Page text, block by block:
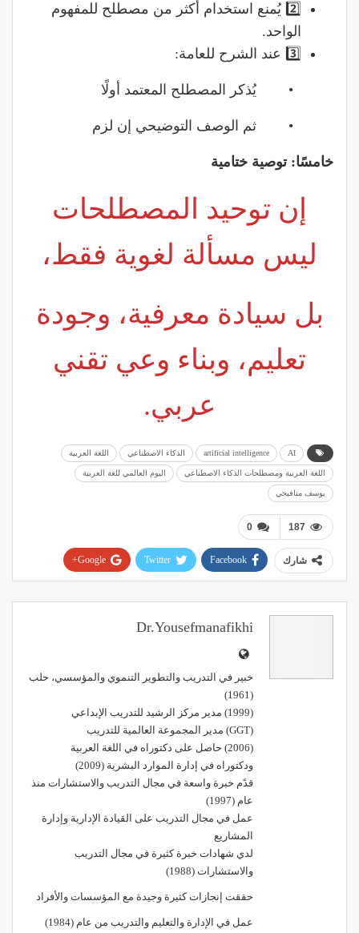
2️⃣ يُمنع استخدام أكثر من مصطلح للمفهوم
الواحد.
3️⃣ عند الشرح للعامة:
• يُذكر المصطلح المعتمد أولًا
• ثم الوصف التوضيحي إن لزم
خامسًا: توصية ختامية
إن توحيد المصطلحات
ليس مسألة لغوية فقط،
بل سيادة معرفية، وجودة
تعليم، وبناء وعي تقني
عربي.
AI
artificial intelligence الذكاء الاصطناعي اللغة العربية
اللغة العربية ومصطلحات الذكاء الاصطناعي ‏اليوم العالمي للغة العربية
يوسف منافيخي
0 187
شارك Facebook
Twitter
Google+
البريد الإلكتروني
Dr.yousefmanafikhi
خبير في التدريب والتطوير التنموي والمؤسسي، حلب
(1961)
(1999) مدير مركز الرشيد للتدريب الإبداعي
(GGT) مدير المجموعة العالمية للتدريب
(2006) حاصل على دكتوراه في اللغة العربية
ودكتوراه في إدارة الموارد البشرية (2009)
قدًم خبرة واسعة في مجال التدريب والاستشارات منذ
عام (1997)
عمل في مجال التدريب على القيادة الإدارية وإدارة
المشاريع
لدي شهادات خبرة كثيرة في مجال التدريب
والاستشارات (1988)
حققت إنجازات كثيرة وجيدة مع المؤسسات والأفراد
عمل في الإدارة والتعليم والتدريب من عام (1984)